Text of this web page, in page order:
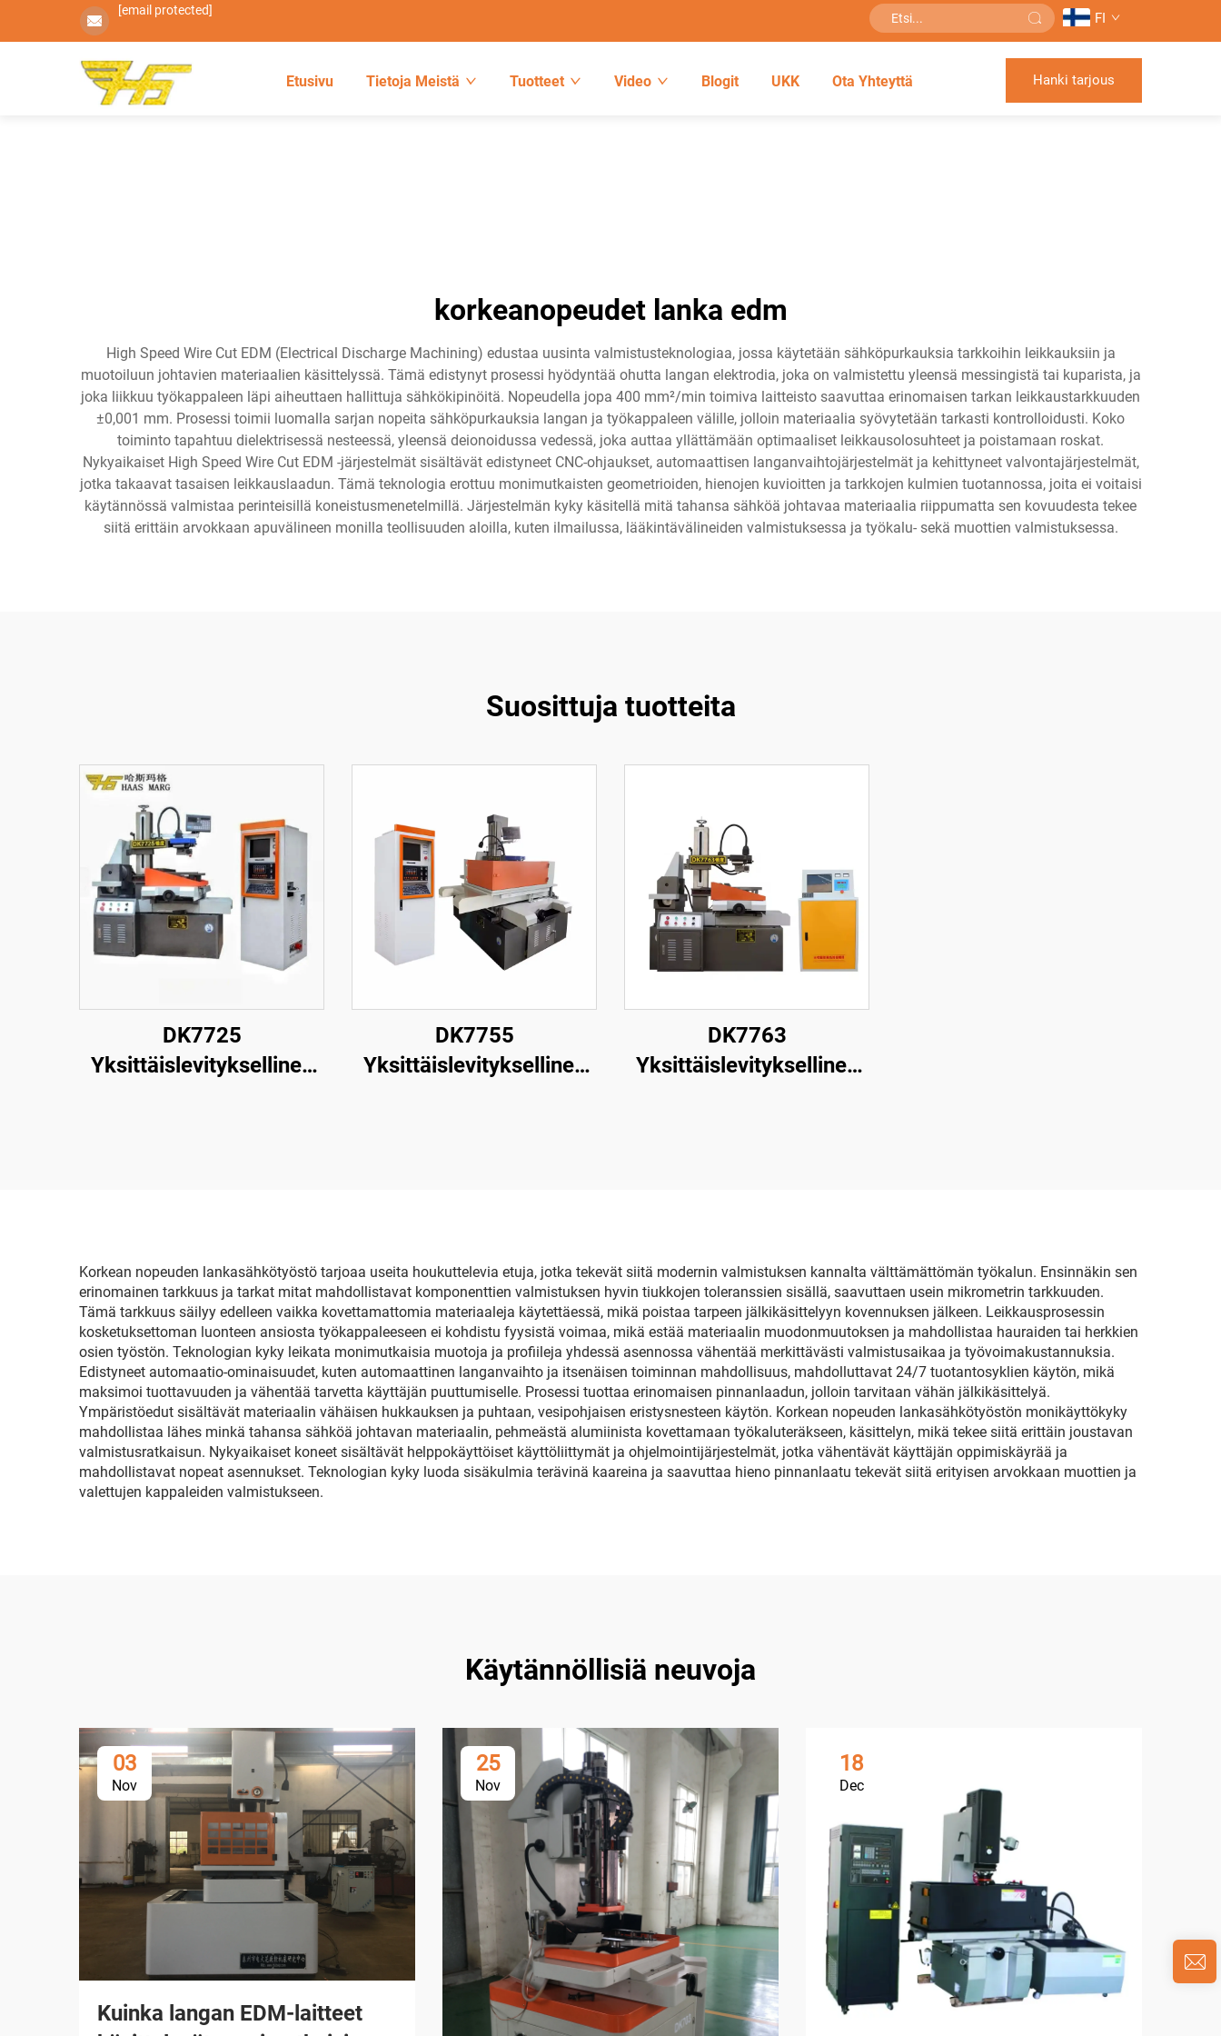
[email protected] FI
Etusivu Tietoja Meistä Tuotteet Video Blogit UKK Ota Yhteyttä Hanki tarjous
korkeanopeudet lanka edm
High Speed Wire Cut EDM (Electrical Discharge Machining) edustaa uusinta valmistusteknologiaa, jossa käytetään sähköpurkauksia tarkkoihin leikkauksiin ja
muotoiluun johtavien materiaalien käsittelyssä. Tämä edistynyt prosessi hyödyntää ohutta langan elektrodia, joka on valmistettu yleensä messingistä tai kuparista, ja
joka liikkuu työkappaleen läpi aiheuttaen hallittuja sähkökipinöitä. Nopeudella jopa 400 mm²/min toimiva laitteisto saavuttaa erinomaisen tarkan leikkaustarkkuuden
±0,001 mm. Prosessi toimii luomalla sarjan nopeita sähköpurkauksia langan ja työkappaleen välille, jolloin materiaalia syövytetään tarkasti kontrolloidusti. Koko
toiminto tapahtuu dielektrisessä nesteessä, yleensä deionoidussa vedessä, joka auttaa yllättämään optimaaliset leikkausolosuhteet ja poistamaan roskat.
Nykyaikaiset High Speed Wire Cut EDM -järjestelmät sisältävät edistyneet CNC-ohjaukset, automaattisen langanvaihtojärjestelmät ja kehittyneet valvontajärjestelmät,
jotka takaavat tasaisen leikkauslaadun. Tämä teknologia erottuu monimutkaisten geometrioiden, hienojen kuvioitten ja tarkkojen kulmien tuotannossa, joita ei voitaisi
käytännössä valmistaa perinteisillä koneistusmenetelmillä. Järjestelmän kyky käsitellä mitä tahansa sähköä johtavaa materiaalia riippumatta sen kovuudesta tekee
siitä erittäin arvokkaan apuvälineen monilla teollisuuden aloilla, kuten ilmailussa, lääkintävälineiden valmistuksessa ja työkalu- sekä muottien valmistuksessa.
Suosittuja tuotteita
DK7725
Yksittäislevityksellinen
DK7755
Yksittäislevityksellinen
DK7763
Yksittäislevityksellinen
Korkean nopeuden lankasähkötyöstö tarjoaa useita houkuttelevia etuja, jotka tekevät siitä modernin valmistuksen kannalta välttämättömän työkalun. Ensinnäkin sen
erinomainen tarkkuus ja tarkat mitat mahdollistavat komponenttien valmistuksen hyvin tiukkojen toleranssien sisällä, saavuttaen usein mikrometrin tarkkuuden.
Tämä tarkkuus säilyy edelleen vaikka kovettamattomia materiaaleja käytettäessä, mikä poistaa tarpeen jälkikäsittelyyn kovennuksen jälkeen. Leikkausprosessin
kosketuksettoman luonteen ansiosta työkappaleeseen ei kohdistu fyysistä voimaa, mikä estää materiaalin muodonmuutoksen ja mahdollistaa hauraiden tai herkkien
osien työstön. Teknologian kyky leikata monimutkaisia muotoja ja profiileja yhdessä asennossa vähentää merkittävästi valmistusaikaa ja työvoimakustannuksia.
Edistyneet automaatio-ominaisuudet, kuten automaattinen langanvaihto ja itsenäisen toiminnan mahdollisuus, mahdolluttavat 24/7 tuotantosyklien käytön, mikä
maksimoi tuottavuuden ja vähentää tarvetta käyttäjän puuttumiselle. Prosessi tuottaa erinomaisen pinnanlaadun, jolloin tarvitaan vähän jälkikäsittelyä.
Ympäristöedut sisältävät materiaalin vähäisen hukkauksen ja puhtaan, vesipohjaisen eristysnesteen käytön. Korkean nopeuden lankasähkötyöstön monikäyttökyky
mahdollistaa lähes minkä tahansa sähköä johtavan materiaalin, pehmeästä alumiinista kovettamaan työkaluteräkseen, käsittelyn, mikä tekee siitä erittäin joustavan
valmistusratkaisun. Nykyaikaiset koneet sisältävät helppokäyttöiset käyttöliittymät ja ohjelmointijärjestelmät, jotka vähentävät käyttäjän oppimiskäyrää ja
mahdollistavat nopeat asennukset. Teknologian kyky luoda sisäkulmia terävinä kaareina ja saavuttaa hieno pinnanlaatu tekevät siitä erityisen arvokkaan muottien ja
valettujen kappaleiden valmistukseen.
Käytännöllisiä neuvoja
03
Nov
Kuinka langan EDM-laitteet
25
Nov
18
Dec